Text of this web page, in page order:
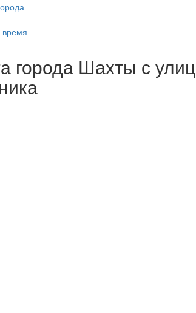
время
города Шахты с